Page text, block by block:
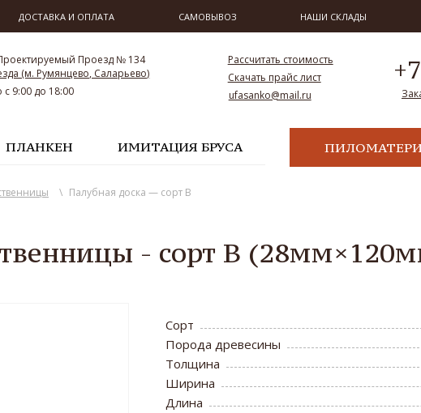
ДОСТАВКА И ОПЛАТА САМОВЫВОЗ НАШИ СКЛАДЫ
Проезд № 134
(м. Румянцево, Саларьево)
с 9:00 до 18:00
Рассчитать стоимость
Скачать прайс лист
ufasanko@mail.ru
ПЛАНКЕН ИМИТАЦИЯ БРУСА
\ Палубная доска — сорт B
- сорт B
Сорт
Порода древесины
Толщина
Ширина
Длина